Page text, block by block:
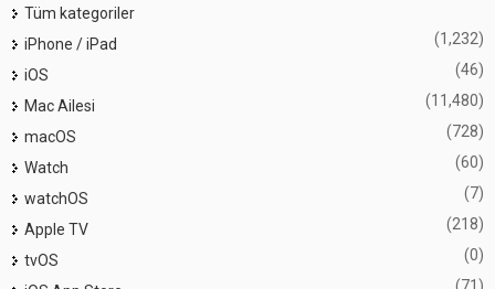
Tüm kategoriler
iPhone / iPad
(1,232)
iOS (46)
Mac Ailesi (11,480)
macOS (728)
Watch (60)
watchOS (7)
Apple TV (218)
tvOS (0)